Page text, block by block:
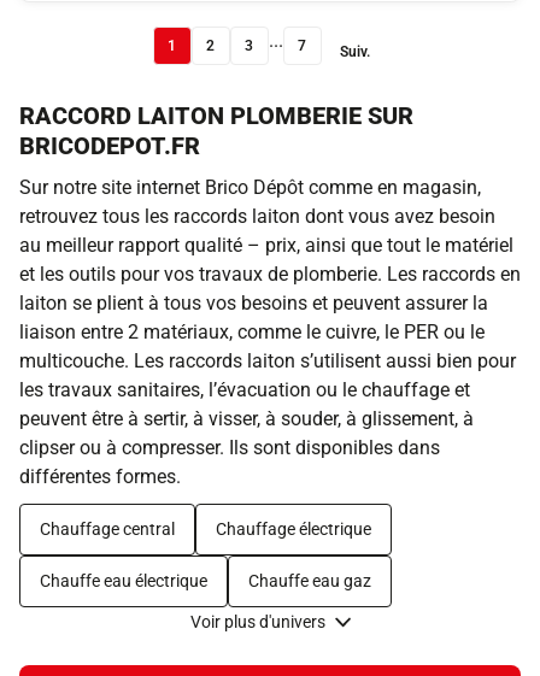
1 2 3 ... 7 Suiv.
RACCORD LAITON PLOMBERIE SUR
BRICODEPOT.FR
Sur notre site internet Brico Dépôt comme en magasin,
retrouvez tous les raccords laiton dont vous avez besoin
au meilleur rapport qualité – prix, ainsi que tout le matériel
et les outils pour vos travaux de plomberie. Les raccords en
laiton se plient à tous vos besoins et peuvent assurer la
liaison entre 2 matériaux, comme le cuivre, le PER ou le
multicouche. Les raccords laiton s’utilisent aussi bien pour
les travaux sanitaires, l’évacuation ou le chauffage et
peuvent être à sertir, à visser, à souder, à glissement, à
clipser ou à compresser. Ils sont disponibles dans
différentes formes.
Chauffage central Chauffage électrique
Chauffe eau électrique Chauffe eau gaz
Voir plus d'univers